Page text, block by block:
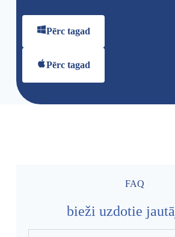
Pērc tagad
Pērc tagad
FAQ
bieži uzdotie